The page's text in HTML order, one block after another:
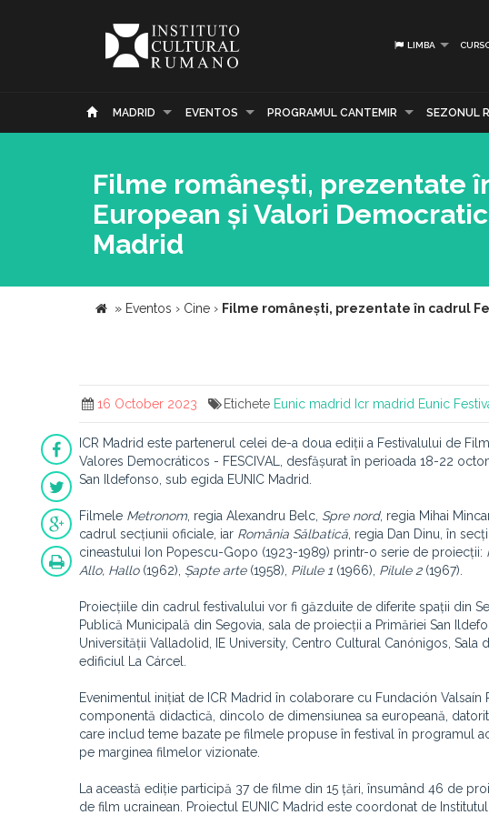
LIMBA
MADRID EVENTOS PROGRAMUL CANTEMIR SEZONUL
Filme românești, prezentate
European și Valori
Madrid
» Eventos › Cine › Filme românești, prezentate în cadrul
16 October 2023 Etichete Eunic madrid Icr madrid Eunic
ICR Madrid este partenerul celei de-a doua ediții a Festivalului de
Valores Democráticos - FESCIVAL, desfășurat în perioada 18-22
San Ildefonso, sub egida EUNIC Madrid.
Filmele Metronom, regia Alexandru Belc, Spre nord, regia Mihai
cadrul secțiunii oficiale, iar România Sălbatică , regia Dan Dinu, în
cineastului Ion Popescu-Gopo (1923-1989) printr-o serie de proiecții:
Allo, Hallo(1962), Șapte arte(1958), Pilule 1 (1966), Pilule 2(1967).
Proiecțiile din cadrul festivalului vor fi găzduite de diferite spații din
Publică Municipală din Segovia, sala de proiecții a Primăriei San
Universității Valladolid, IE University, Centro Cultural Canónigos, Sala
edificiul La Cárcel.
Evenimentul inițiat de ICR Madrid în colaborare cu Fundación
componentă didactică, dincolo de dimensiunea sa europeană,
care includ teme bazate pe filmele propuse în festival în programul
pe marginea filmelor vizionate.
La această ediție participă 37 de filme din 15 țări, însumând 46 de
de film ucrainean. Proiectul EUNIC Madrid este coordonat de Institutul